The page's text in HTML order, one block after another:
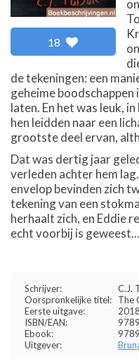
18
de tekeningen: een
geheime
laten. En het was leuk,
hen leidden naar een
grootste deel ervan,
Dat was dertig jaar
verleden achter hem
envelop bevinden zich
tekening van een
herhaalt zich, en Eddie
echt voorbij is geweest...
Schrijver:
C.J.
Oorspronkelijke titel:
The
Eerste uitgave:
2018
ISBN/EAN:
Ebook:
Uitgever: